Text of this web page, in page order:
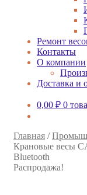
Ремонт
Контакты
О компании
Доставка и
0,00 ₽ 0
Главная /
Крановые весы
Bluetooth
Распродажа!